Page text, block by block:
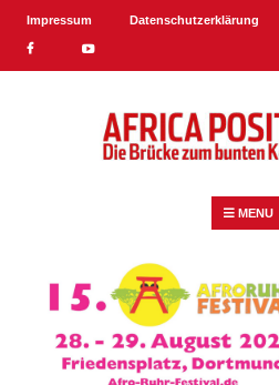
Impressum Datenschutzerklärung
Skip
Facebook YouTube
MENU